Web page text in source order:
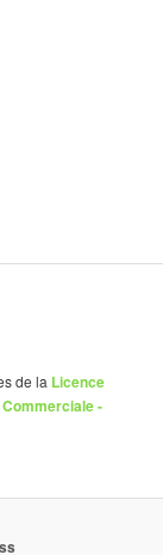
de la Licence
-